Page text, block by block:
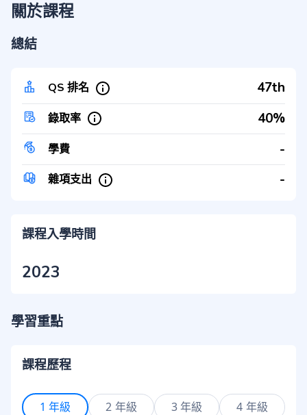
關於課程
總結
QS 排名 47th
錄取率 40%
學費 -
雜項支出 -
課程入學時間
2023
學習重點
課程歷程
1 年級 2 年級 3 年級 4 年級